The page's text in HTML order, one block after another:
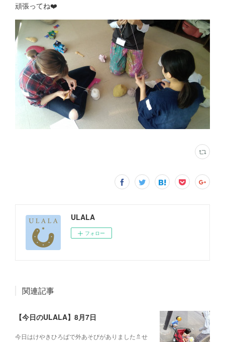
頑張ってね❤️
ULALA
フォロー
関連記事
【今日のULALA】8月7日
今日はけやきひろばで外あそびがありました🚿せ